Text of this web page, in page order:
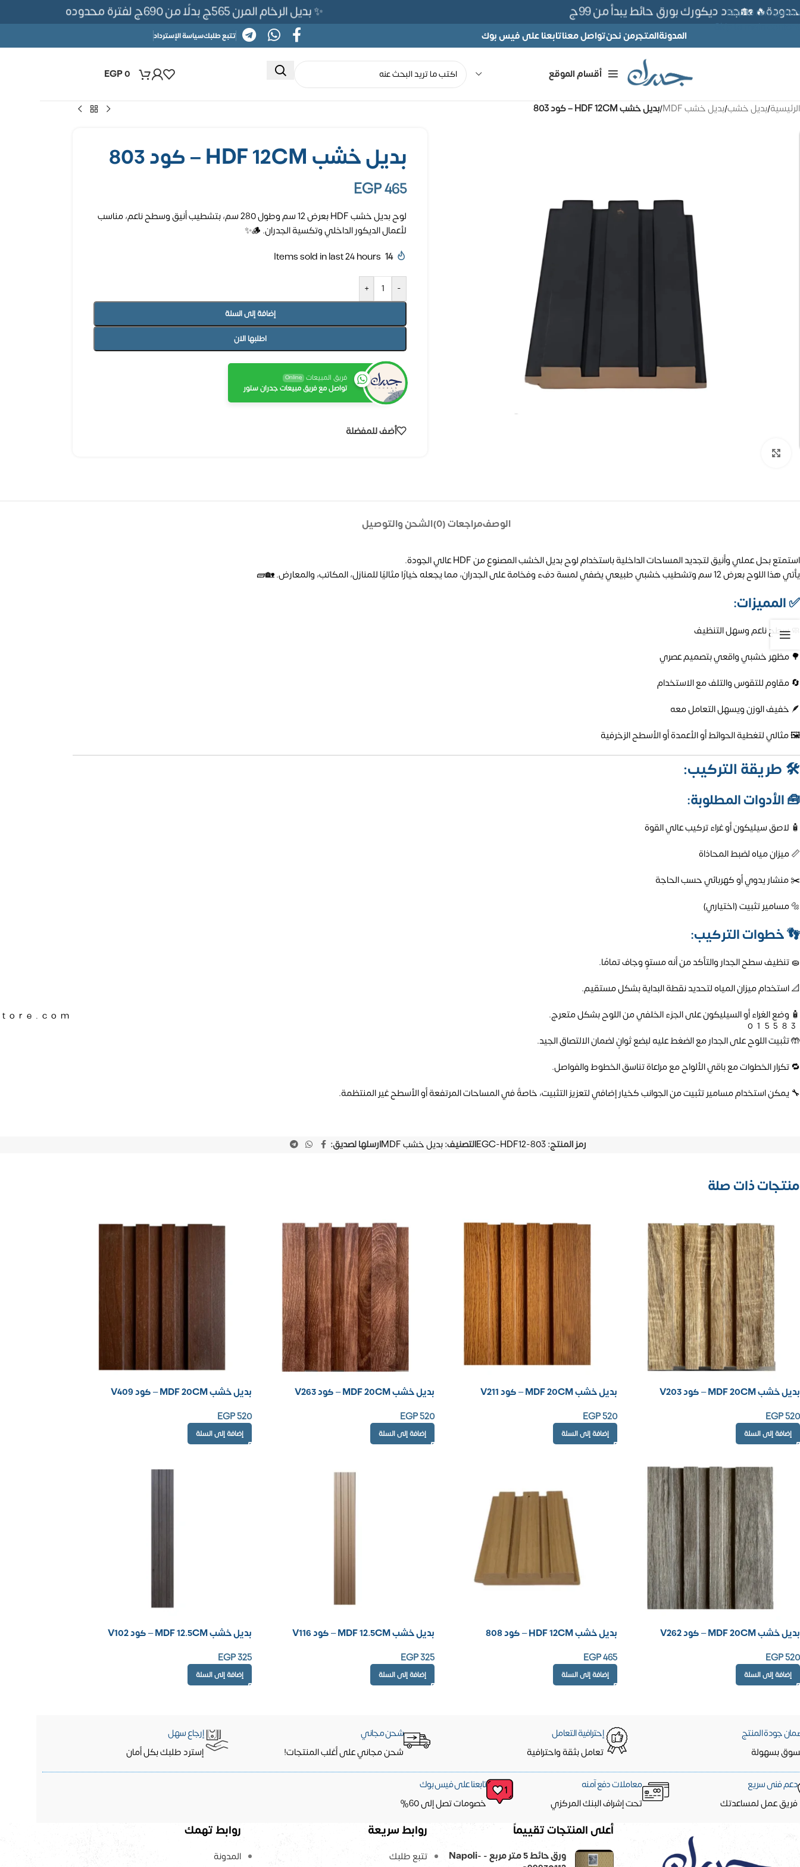
Skip to navigation
Skip to main content
✨ بديل الرخام المرن 565ج بدلًا من 690ج لفترة محدوده 🏡جدد ديكورك بورق حائط يبدأ من 99ج
المدونةالمتجرمن نحنتواصل معناتابعنا على فيس بوك تتبع طلبكسياسة الإسترداد
أقسام الموقع EGP0
الرئيسية/بديل خشب/بديل خشب MDF /بديل خشب HDF 12CM – كود 803
بديل خشب HDF 12CM – كود 803
EGP465
لوح بديل خشب HDF بعرض 12 سم وطول 280 سم، بتشطيب أنيق وسطح ناعم، مناسب
لأعمال الديكور الداخلي وتكسية الجدران. 🪵✨
14
Items sold in last 24 hours
-
+
إضافة إلى السلة
اطلبها الان
فريق المبيعات Online
تواصل مع فريق مبيعات جدران ستور
أضف للمفضلة
الوصفمراجعات (0) الشحن والتوصيل
استمتع بحل عملي وأنيق لتجديد المساحات الداخلية باستخدام لوح بديل الخشب المصنوع من HDF عالي الجودة.
يأتي هذا اللوح بعرض 12 سم وتشطيب خشبي طبيعي يضفي لمسة دفء وفخامة على الجدران، مما يجعله خيارًا مثاليًا للمنازل، المكاتب، والمعارض. 🏡🧱
✅المميزات:
🧼 سطح ناعم وسهل التنظيف
🌳 مظهر خشبي واقعي بتصميم عصري
🔄 مقاوم للتقوس والتلف مع الاستخدام
🪶 خفيف الوزن ويسهل التعامل معه
🖼️ مثالي لتغطية الحوائط أو الأعمدة أو الأسطح الزخرفية
🛠️ طريقة التركيب:
🧰الأدوات المطلوبة:
🧴 لاصق سيليكون أو غراء تركيب عالي القوة
📏 ميزان مياه لضبط المحاذاة
✂️ منشار يدوي أو كهربائي حسب الحاجة
🔩 مسامير تثبيت (اختياري)
👣خطوات التركيب:
🧽 تنظيف سطح الجدار والتأكد من أنه مستوٍ وجاف تمامًا.
📐 استخدام ميزان المياه لتحديد نقطة البداية بشكل مستقيم.
🧴 وضع الغراء أو السيليكون على الجزء الخلفي من اللوح بشكل متعرج.
🤲 تثبيت اللوح على الجدار مع الضغط عليه لبضع ثوانٍ لضمان الالتصاق الجيد.
🔁 تكرار الخطوات مع باقي الألواح مع مراعاة تناسق الخطوط والفواصل.
🔧 يمكن استخدام مسامير تثبيت من الجوانب كخيار إضافي لتعزيز التثبيت، خاصةً في المساحات المرتفعة أو الأسطح غير المنتظمة.
رمز المنتج:EGC-HDF12-803التصنيف:بديل خشب MDF ارسلها لصديق:
منتجات ذات صلة
بديل خشب MDF 20CM – كود V203
EGP520
إضافة إلى السلة
بديل خشب MDF 20CM – كود V211
EGP520
إضافة إلى السلة
بديل خشب MDF 20CM – كود V263
EGP520
إضافة إلى السلة
بديل خشب MDF 20CM – كود V409
EGP520
إضافة إلى السلة
بديل خشب MDF 20CM – كود V262
EGP520
إضافة إلى السلة
بديل خشب HDF 12CM – كود 808
EGP465
إضافة إلى السلة
بديل خشب MDF 12.5CM – كود V116
EGP325
إضافة إلى السلة
بديل خشب MDF 12.5CM – كود V102
EGP325
إضافة إلى السلة
جودة المنتج
بسهولة
إحترافية التعامل
تعامل بثقة واحترافية
شحن مجاني
شحن مجاني على أغلب المنتجات!
إرجاع سهل
إسترد طلبك بكل أمان
دعم فنى سريع
فريق عمل لمساعدتك
معاملات دفع آمنه
تحت إشراف البنك المركزي
تابعنا على فيس بوك
خصومات تصل إلى 60%
أعلى المنتجات تقييماً
ورق حائط 5 متر مربع - Napoli-
روابط سريعة
تتبع طلبك
روابط تهمك
المدونة